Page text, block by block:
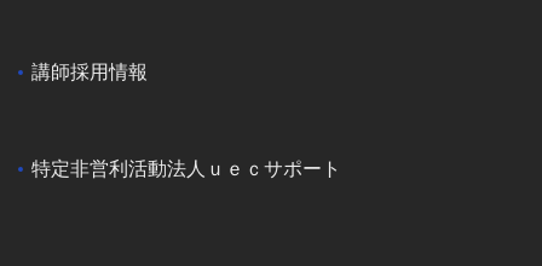
講師採用情報
特定非営利活動法人ｕｅｃサポート